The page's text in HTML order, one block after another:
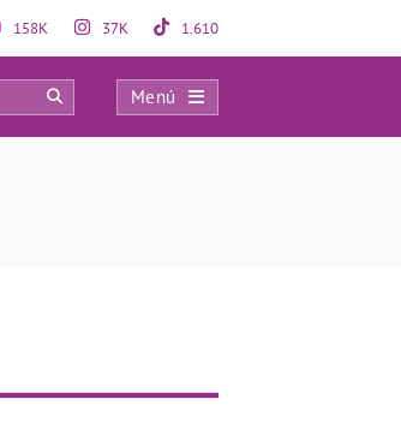
158K 37K 1.610
Menú